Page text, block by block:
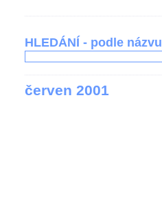
HLEDÁNÍ - podle názvu
červen 2001